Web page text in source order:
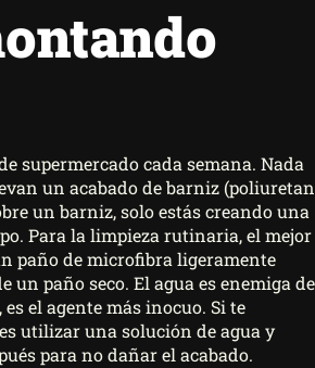
supermercado cada semana. Nada
un acabado de barniz
un barniz, solo estás creando una
Para la limpieza rutinaria, el mejor
paño de microfibra ligeramente
paño seco. El agua es enemiga de
el agente más inocuo. Si te
utilizar una solución de agua y
para no dañar el acabado.